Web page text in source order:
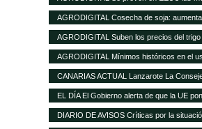
maíz de los últimos 17 años
AGRODIGITAL Cosecha de soja:
Brasil
AGRODIGITAL Suben los precios del
publicadas por el USDA
AGRODIGITAL Mínimos históricos en el
ganadería en Holanda
CANARIAS ACTUAL Lanzarote La
del Cabildo tramitará las subvenciones de
destinadas al sector agrícola y ganadero
EL DÍA El Gobierno alerta de que la UE
DIARIO DE AVISOS Críticas por la